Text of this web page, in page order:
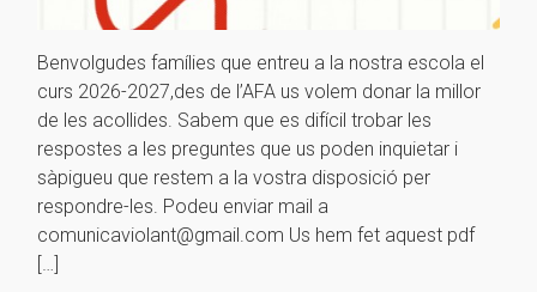
Benvolgudes famílies que entreu a la nostra escola el
curs 2026-2027,des de l’AFA us volem donar la millor
de les acollides. Sabem que es difícil trobar les
respostes a les preguntes que us poden inquietar i
sàpigueu que restem a la vostra disposició per
respondre-les. Podeu enviar mail a
comunicaviolant@gmail.com Us hem fet aquest pdf
[…]